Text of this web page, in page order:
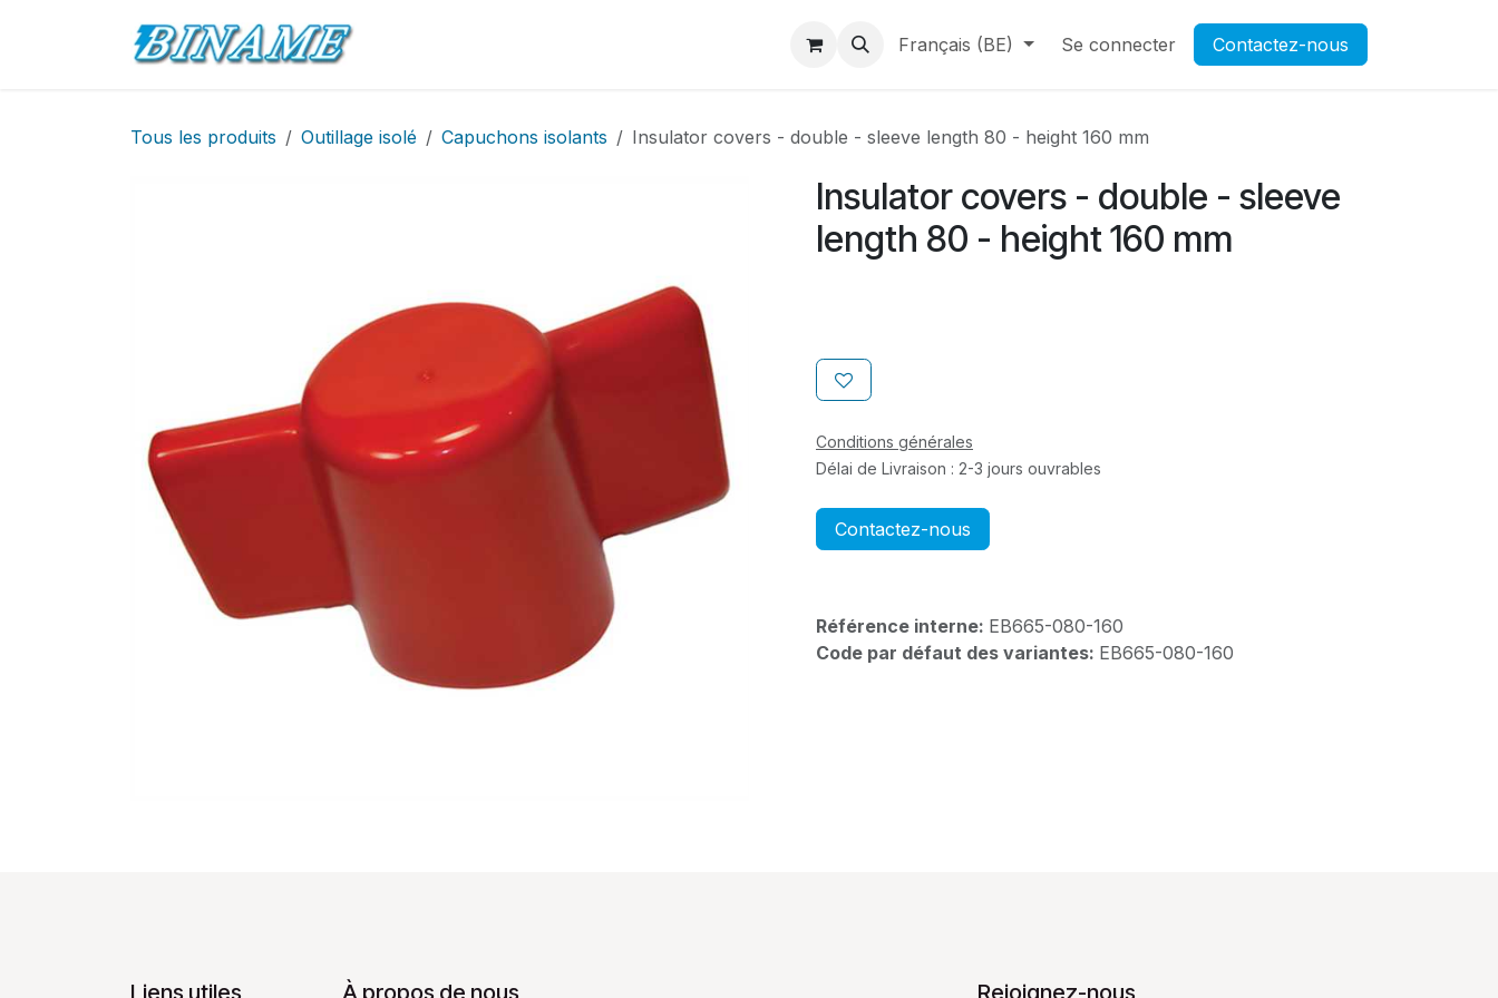
À propos de BINAME Contactez-nous Rendez-vous Ouverture d'un compte
Français (BE) Se connecter Contactez-nous
Tous les produits Outillage isolé Capuchons isolants Insulator covers - double - sleeve length 80 - height 160 mm
Insulator covers - double - sleeve
length 80 - height 160 mm
Conditions générales
Délai de Livraison : 2-3 jours ouvrables
Contactez-nous
Référence interne: EB665-080-160
Code par défaut des variantes: EB665-080-160
Liens utiles À propos de nous Rejoignez-nous